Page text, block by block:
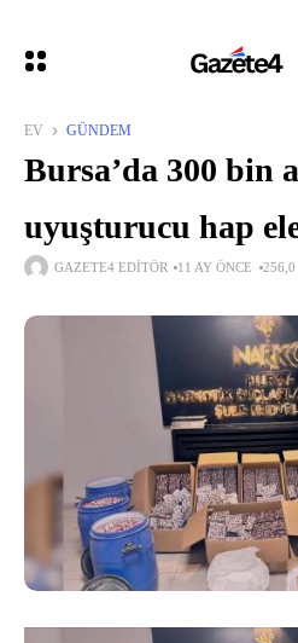
EV GÜNDEM
Bursa’da 300 bin
uyuşturucu hap
GAZETE4 EDITÖR 11 AY ÖNCE